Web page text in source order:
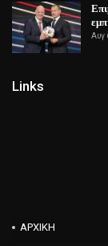
Αυγ
Links
ΑΡΧΙΚΗ